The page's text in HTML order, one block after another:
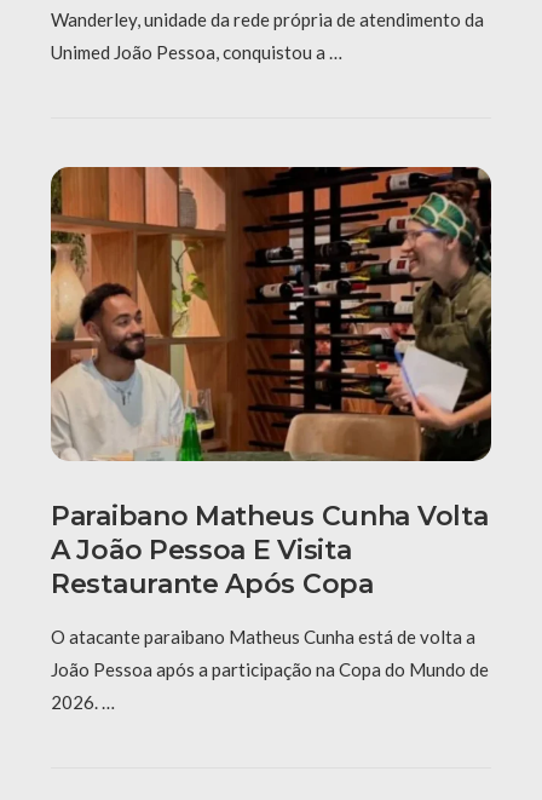
Wanderley, unidade da rede própria de atendimento da
Unimed João Pessoa, conquistou a …
Paraibano Matheus Cunha Volta
A João Pessoa E Visita
Restaurante Após Copa
O atacante paraibano Matheus Cunha está de volta a
João Pessoa após a participação na Copa do Mundo de
2026. …